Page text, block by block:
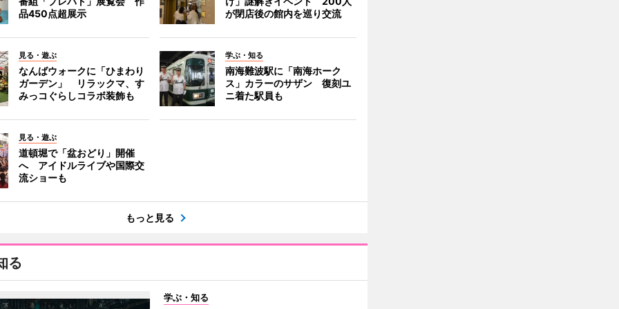
品450点超展示
が閉店後の館内を巡り交流
見る・遊ぶ
なんばウォークに「ひまわり
ガーデン」 リラックマ、す
みっコぐらしコラボ装飾も
学ぶ・知る
南海難波駅に「南海ホーク
ス」カラーのサザン 復刻ユ
ニ着た駅員も
見る・遊ぶ
道頓堀で「盆おどり」開催
へ アイドルライブや国際交
流ショーも
もっと見る
る
学ぶ・知る